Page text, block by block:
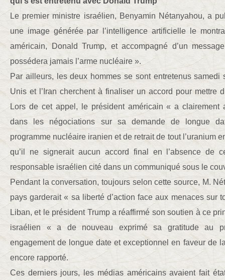
Le premier ministre israélien, Benyamin Nétanyahou, a
une image générée par l’intelligence artificielle le
américain, Donald Trump, et accompagné d’un
possédera jamais l’arme nucléaire ».
Par ailleurs, les deux hommes se sont entretenus samedi
Unis et l’Iran cherchent à finaliser un accord pour mettre
Lors de cet appel, le président américain « a clairement
dans les négociations sur sa demande de longue
programme nucléaire iranien et de retrait de tout l’uranium
qu’il ne signerait aucun accord final en l’absence de
responsable israélien cité dans un communiqué sous le
Pendant la conversation, toujours selon cette source, M.
pays garderait « sa liberté d’action face aux menaces sur
Liban, et le président Trump a réaffirmé son soutien à ce
israélien « a de nouveau exprimé sa gratitude au
engagement de longue date et exceptionnel en faveur de
encore rapporté.
Ces derniers jours, les médias américains avaient fait